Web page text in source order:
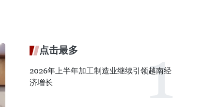
点击最多
2026年上半年加工制造业继续引领越南经
济增长